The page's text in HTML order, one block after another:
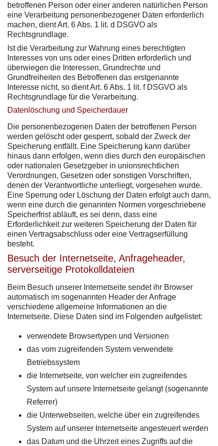
betroffenen Person oder einer anderen natürlichen Person
eine Verarbeitung personenbezogener Daten erforderlich
machen, dient Art. 6 Abs. 1 lit. d DSGVO als
Rechtsgrundlage.
Ist die Verarbeitung zur Wahrung eines berechtigten
Interesses von uns oder eines Dritten erforderlich und
überwiegen die Interessen, Grundrechte und
Grundfreiheiten des Betroffenen das erstgenannte
Interesse nicht, so dient Art. 6 Abs. 1 lit. f DSGVO als
Rechtsgrundlage für die Verarbeitung.
Datenlöschung und Speicherdauer
Die personenbezogenen Daten der betroffenen Person
werden gelöscht oder gesperrt, sobald der Zweck der
Speicherung entfällt. Eine Speicherung kann darüber
hinaus dann erfolgen, wenn dies durch den europäischen
oder nationalen Gesetzgeber in unionsrechtlichen
Verordnungen, Gesetzen oder sonstigen Vorschriften,
denen der Verantwortliche unterliegt, vorgesehen wurde.
Eine Sperrung oder Löschung der Daten erfolgt auch dann,
wenn eine durch die genannten Normen vorgeschriebene
Speicherfrist abläuft, es sei denn, dass eine
Erforderlichkeit zur weiteren Speicherung der Daten für
einen Vertragsabschluss oder eine Vertragserfüllung
besteht.
Besuch der Internetseite, Anfrageheader,
serverseitige Protokolldateien
Beim Besuch unserer Internetseite sendet ihr Browser
automatisch im sogenannten Header der Anfrage
verschiedene allgemeine Informationen an die
Internetseite. Diese Daten sind im Folgenden aufgelistet:
verwendete Browsertypen und Versionen
das vom zugreifenden System verwendete
Betriebssystem
die Internetseite, von welcher ein zugreifendes
System auf unsere Internetseite gelangt (sogenannte
Referrer)
die Unterwebseiten, welche über ein zugreifendes
System auf unserer Internetseite angesteuert werden
das Datum und die Uhrzeit eines Zugriffs auf die